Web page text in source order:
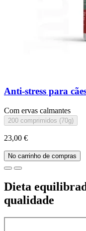
Anti-stress para
Com ervas calmantes
200 comprimidos (70g)
23,00 €
No carrinho de compras
Dieta
qualidade